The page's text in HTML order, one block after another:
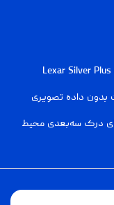
داده تصویری